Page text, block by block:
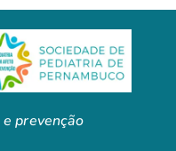
prevenção